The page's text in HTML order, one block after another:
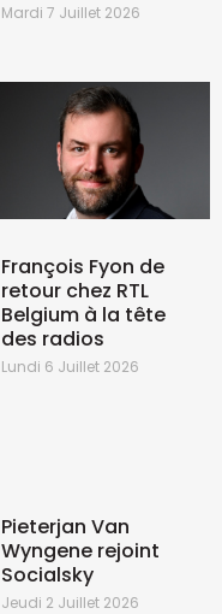
Mardi 7 Juillet 2026
François Fyon de
retour chez RTL
Belgium à la tête
des radios
Lundi 6 Juillet 2026
Pieterjan Van
Wyngene rejoint
Socialsky
Jeudi 2 Juillet 2026